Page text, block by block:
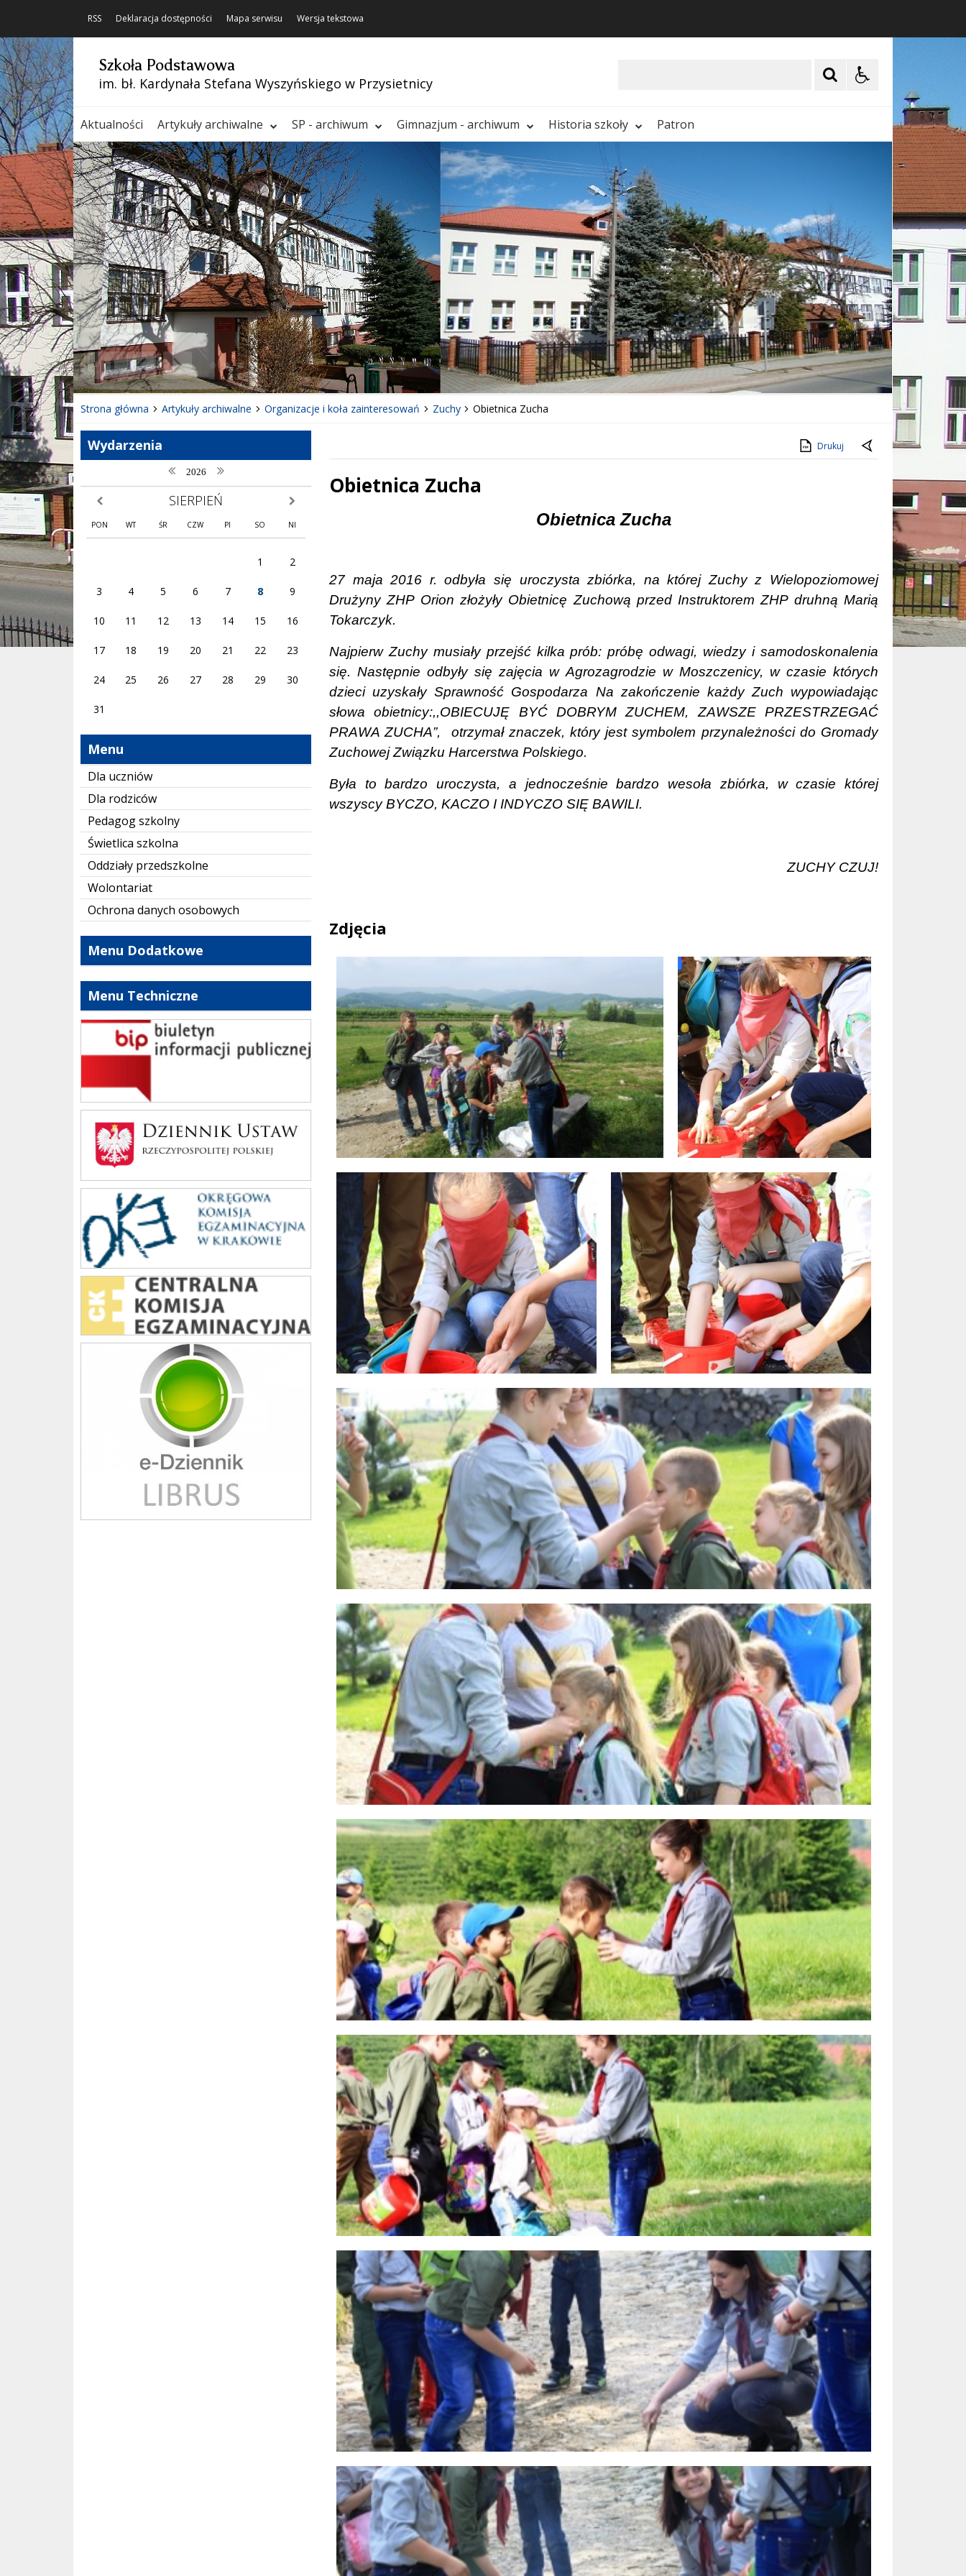
RSS Deklaracja dostępności Mapa serwisu Wersja tekstowa
Szkoła Podstawowa
im. bł. Kardynała Stefana Wyszyńskiego w Przysietnicy
Aktualności Artykuły archiwalne SP - archiwum Gimnazjum - archiwum Historia szkoły Patron
Poprzedni Element
Następny Element
❚❚
Strona główna Artykuły archiwalne Organizacje i koła zainteresowań Zuchy Obietnica Zucha
Wydarzenia
poprzedni rok
2026 następny rok
poprzedni miesiąc SIERPIEŃ następny miesiąc
PON WT ŚR CZW PI SO NI
1 2
3 4 5 6 7 8 9
10 11 12 13 14 15 16
17 18 19 20 21 22 23
24 25 26 27 28 29 30
31
Menu
Dla uczniów
Dla rodziców
Pedagog szkolny
Świetlica szkolna
Oddziały przedszkolne
Wolontariat
Ochrona danych osobowych
Menu Dodatkowe
Menu Techniczne
bip szkoły
Dziennik Polski
oke_krakow
cke
Librus szkoła
Drukuj
Obietnica Zucha
Obietnica Zucha
27 maja 2016 r. odbyła się uroczysta zbiórka, na której Zuchy z Wielopoziomowej
Drużyny ZHP Orion złożyły Obietnicę Zuchową przed Instruktorem ZHP druhną Marią
Tokarczyk.
Najpierw Zuchy musiały przejść kilka prób: próbę odwagi, wiedzy i samodoskonalenia
się. Następnie odbyły się zajęcia w Agrozagrodzie w Moszczenicy, w czasie których
dzieci uzyskały Sprawność Gospodarza Na zakończenie każdy Zuch wypowiadając
słowa obietnicy:,,OBIECUJĘ BYĆ DOBRYM ZUCHEM, ZAWSZE PRZESTRZEGAĆ
PRAWA ZUCHA”,
otrzymał znaczek, który jest symbolem przynależności do Gromady
Zuchowej Związku Harcerstwa Polskiego.
Była to bardzo uroczysta, a jednocześnie bardzo wesoła zbiórka, w czasie której
wszyscy BYCZO, KACZO I INDYCZO SIĘ BAWILI.
ZUCHY CZUJ!
Zdjęcia